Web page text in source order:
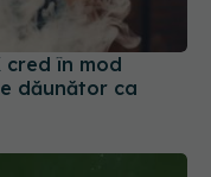
în mod
dăunător ca